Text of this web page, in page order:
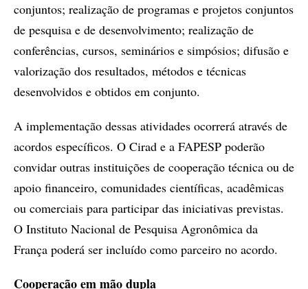
conjuntos; realização de programas e projetos conjuntos
de pesquisa e de desenvolvimento; realização de
conferências, cursos, seminários e simpósios; difusão e
valorização dos resultados, métodos e técnicas
desenvolvidos e obtidos em conjunto.
A implementação dessas atividades ocorrerá através de
acordos específicos. O Cirad e a FAPESP poderão
convidar outras instituições de cooperação técnica ou de
apoio financeiro, comunidades científicas, acadêmicas
ou comerciais para participar das iniciativas previstas.
O Instituto Nacional de Pesquisa Agronômica da
França poderá ser incluído como parceiro no acordo.
Cooperação em mão dupla